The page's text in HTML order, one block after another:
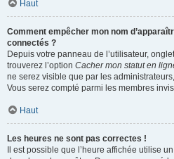
Haut
Comment empêcher mon nom
connectés ?
Depuis votre panneau de l’utilisateur,
trouverez l’option Cacher mon statut en
ne serez visible que par les
Vous serez compté parmi les membres
Haut
Les heures ne sont pas correctes !
Il est possible que l’heure affichée utilise